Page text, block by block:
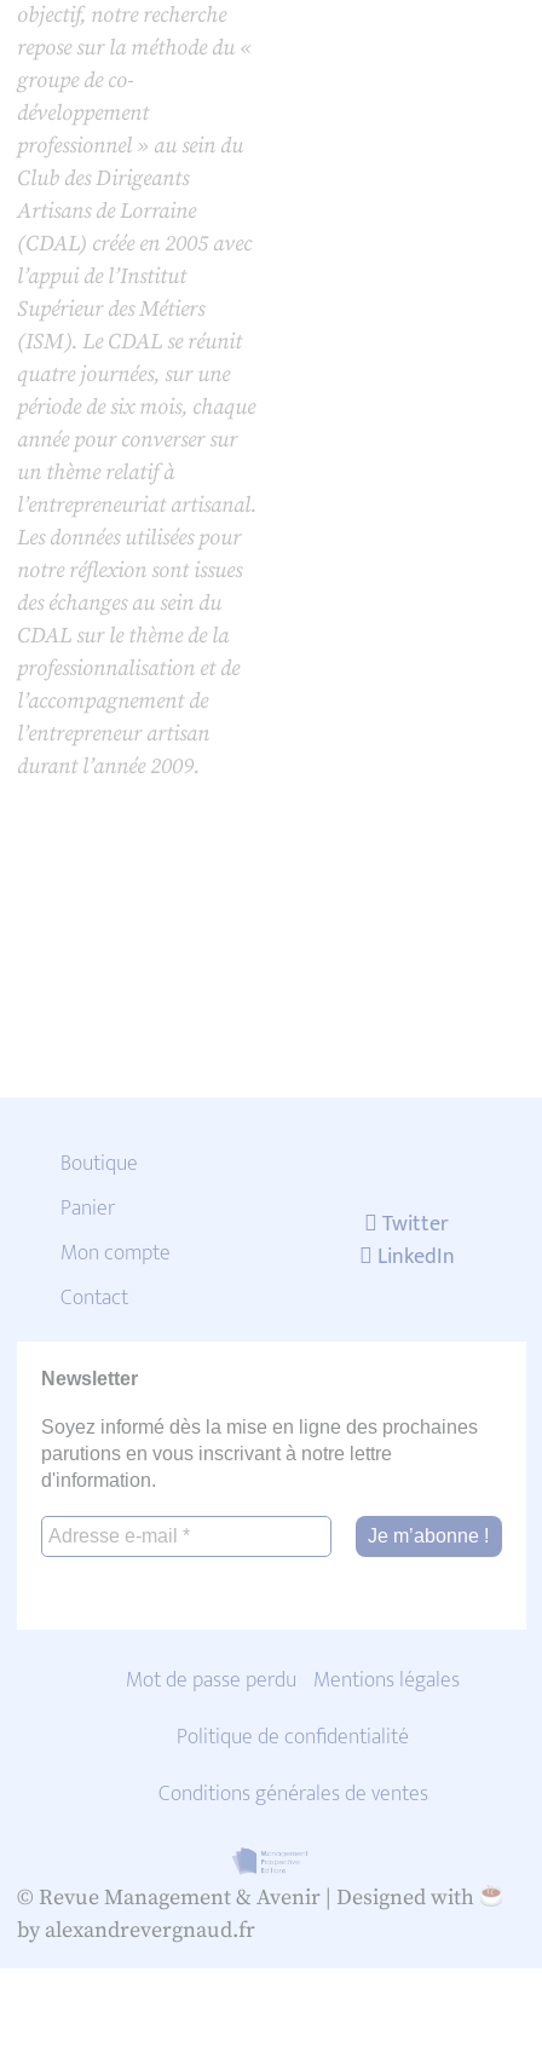
objectif, notre recherche
repose sur la méthode du «
groupe de co-
développement
professionnel » au sein du
Club des Dirigeants
Artisans de Lorraine
(CDAL) créée en 2005 avec
l’appui de l’Institut
Supérieur des Métiers
(ISM). Le CDAL se réunit
quatre journées, sur une
période de six mois, chaque
année pour converser sur
un thème relatif à
l’entrepreneuriat artisanal.
Les données utilisées pour
notre réflexion sont issues
des échanges au sein du
CDAL sur le thème de la
professionnalisation et de
l’accompagnement de
l’entrepreneur artisan
durant l’année 2009.
Boutique
Panier
Mon compte
Contact
Twitter
LinkedIn
Newsletter
Soyez informé dès la mise en ligne des prochaines
parutions en vous inscrivant à notre lettre
d'information.
Mot de passe perdu Mentions légales
Politique de confidentialité
Conditions générales de ventes
© Revue Management & Avenir | Designed with
by alexandrevergnaud.fr